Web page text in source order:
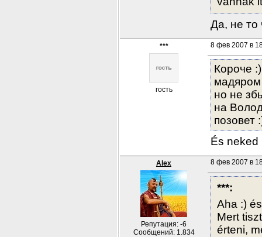
Да, не то
***
гость
8 фев 2007 в
Короче
мадяром
но не
на
позовет
És neked
Alex
Репутация: -6
Сообщений: 1.834
8 фев 2007 в
***:
Aha :)
Mert
érteni,